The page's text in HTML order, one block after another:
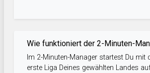
Wie funktioniert der 2-Minuten-
Im 2-Minuten-Manager startest Du mit
erste Liga Deines gewählten Landes